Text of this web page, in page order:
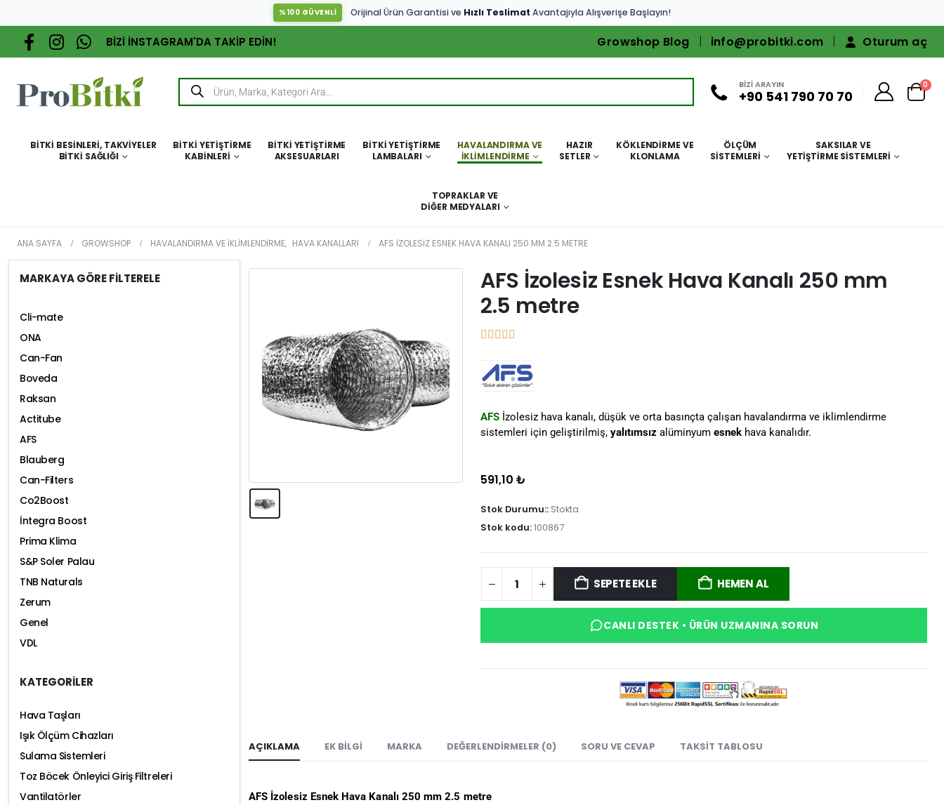
%100 GÜVENLİ Orijinal Ürün Garantisi ve Hızlı Teslimat Avantajıyla Alışverişe Başlayın!
BİZİ İNSTAGRAM'DA TAKİP EDİN! Growshop Blog info@probitki.com Oturum aç
BİZİ ARAYIN
+90 541 790 70 70
0
BITKI BESINLERI, TAKVIYELER
BITKI SAĞLIĞI
BITKI YETIŞTIRME
KABINLERI
BITKI YETIŞTIRME
AKSESUARLARI
BITKI YETIŞTIRME
LAMBALARI
HAVALANDIRMA VE
İKLIMLENDIRME
HAZIR
SETLER
KÖKLENDIRME VE
KLONLAMA
ÖLÇÜM
SISTEMLERI
SAKSILAR VE
YETIŞTIRME SISTEMLERI
TOPRAKLAR VE
DIĞER MEDYALARI
ANA SAYFA GROWSHOP HAVALANDIRMA VE İKLIMLENDIRME, HAVA KANALLARI AFS İZOLESIZ ESNEK HAVA KANALI 250 MM 2.5 METRE
AFS İzolesiz Esnek Hava Kanalı 250 mm
2.5 metre
AFS İzolesiz hava kanalı, düşük ve orta basınçta çalışan havalandırma ve iklimlendirme
sistemleri için geliştirilmiş, yalıtımsız alüminyum esnek hava kanalıdır.
591,10 ₺
Stok Durumu:: Stokta
Stok kodu:100867
SEPETE EKLE HEMEN AL
CANLI DESTEK • ÜRÜN UZMANINA SORUN
AÇIKLAMA EK BILGI MARKA DEĞERLENDIRMELER (0) SORU VE CEVAP TAKSIT TABLOSU
AFS İzolesiz Esnek Hava Kanalı 250 mm 2.5 metre
MARKAYA GÖRE FİLTERELE
Cli-mate
ONA
Can-Fan
Boveda
Raksan
Actitube
AFS
Blauberg
Can-Filters
Co2Boost
İntegra Boost
Prima Klima
S&P Soler Palau
TNB Naturals
Zerum
Genel
VDL
KATEGORİLER
Hava Taşları
Işık Ölçüm Cihazları
Sulama Sistemleri
Toz Böcek Önleyici Giriş Filtreleri
Vantilatörler